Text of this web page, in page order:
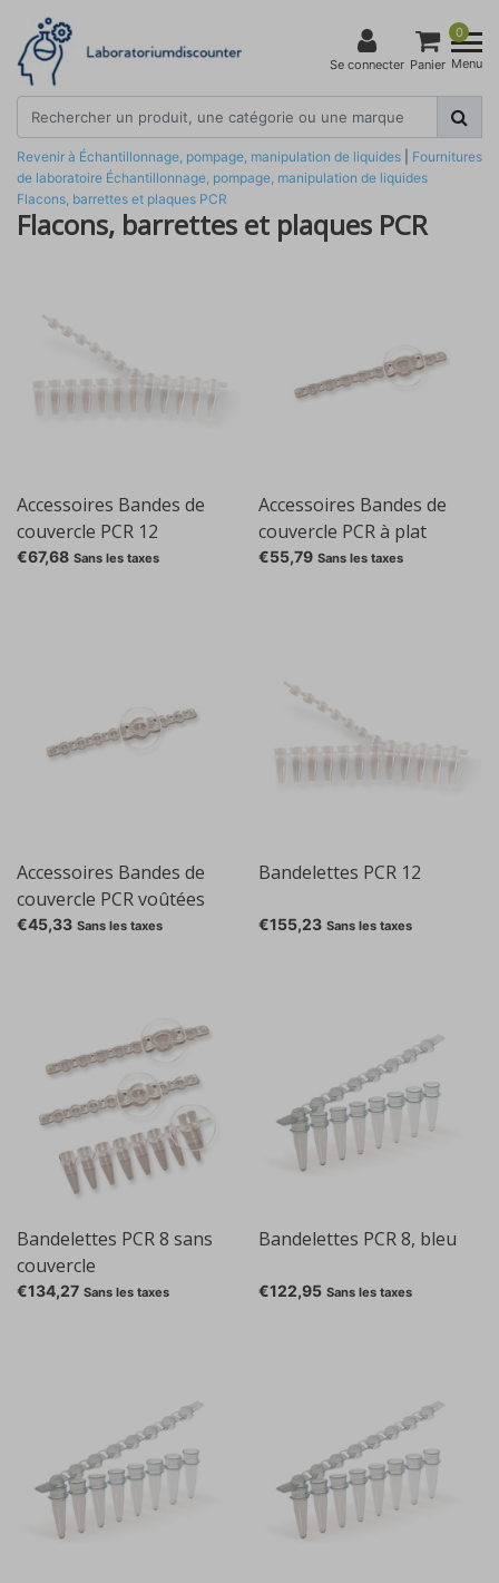
Se connecter
0
Panier Menu
Revenir à Échantillonnage, pompage, manipulation de liquides
Fournitures
de laboratoire Échantillonnage, pompage, manipulation de liquides
Flacons, barrettes et plaques PCR
Flacons, barrettes et plaques PCR
Accessoires Bandes de
couvercle PCR 12
€67,68 Sans les taxes
Accessoires Bandes de
couvercle PCR à plat
€55,79 Sans les taxes
Accessoires Bandes de
couvercle PCR voûtées
€45,33 Sans les taxes
Bandelettes PCR 12
€155,23 Sans les taxes
Bandelettes PCR 8 sans
couvercle
€134,27 Sans les taxes
Bandelettes PCR 8, bleu
€122,95 Sans les taxes